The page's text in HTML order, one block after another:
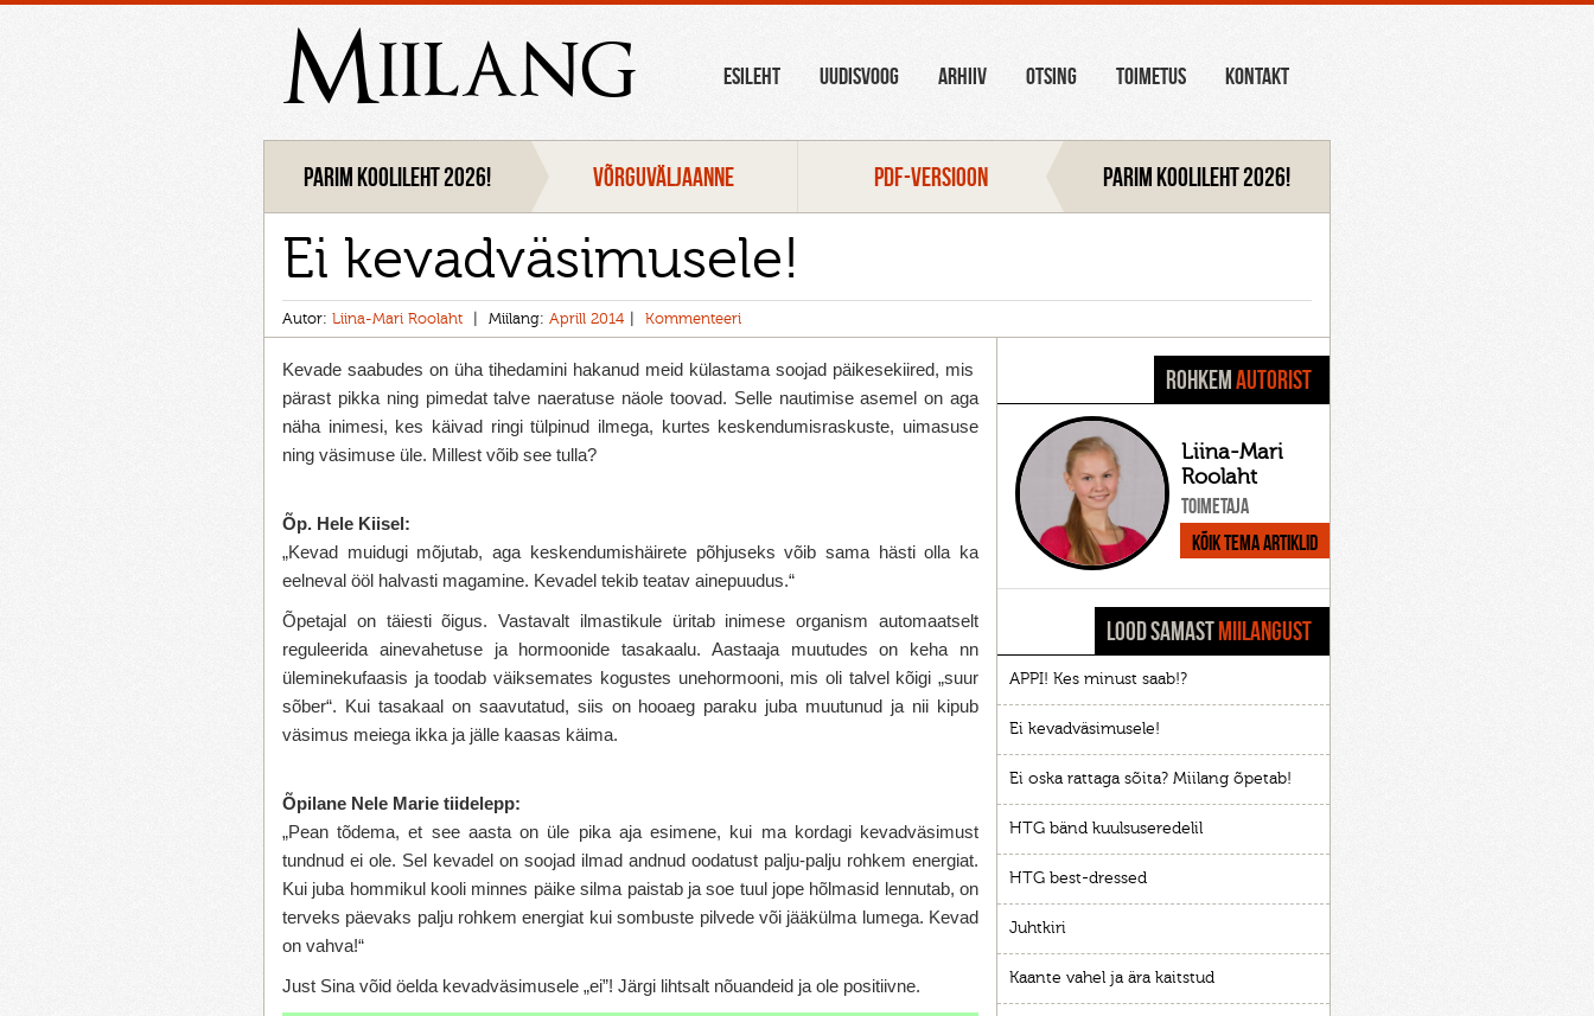
Miilang ESILEHT UUDISVOOG ARHIIV OTSING TOIMETUS KONTAKT
Parim koolileht 2026! VÕRGUVÄLJAANNE PDF-VERSIOON Parim koolileht 2026!
Ei kevadväsimusele!
Autor: Liina-Mari Roolaht Miilang: Aprill 2014 Kommenteeri
Kevade saabudes on üha tihedamini hakanud meid külastama soojad päikesekiired, mis
pärast pikka ning pimedat talve naeratuse näole toovad. Selle nautimise asemel on aga
näha inimesi, kes käivad ringi tülpinud ilmega, kurtes keskendumisraskuste, uimasuse
ning väsimuse üle. Millest võib see tulla?
Õp. Hele Kiisel:
„Kevad muidugi mõjutab, aga keskendumishäirete põhjuseks võib sama hästi olla ka
eelneval ööl halvasti magamine. Kevadel tekib teatav ainepuudus.“
Õpetajal on täiesti õigus. Vastavalt ilmastikule üritab inimese organism automaatselt
reguleerida ainevahetuse ja hormoonide tasakaalu. Aastaaja muutudes on keha nn
üleminekufaasis ja toodab väiksemates kogustes unehormooni, mis oli talvel kõigi „suur
sõber“. Kui tasakaal on saavutatud, siis on hooaeg paraku juba muutunud ja nii kipub
väsimus meiega ikka ja jälle kaasas käima.
Õpilane Nele Marie tiidelepp:
„Pean tõdema, et see aasta on üle pika aja esimene, kui ma kordagi kevadväsimust
tundnud ei ole. Sel kevadel on soojad ilmad andnud oodatust palju-palju rohkem energiat.
Kui juba hommikul kooli minnes päike silma paistab ja soe tuul jope hõlmasid lennutab, on
terveks päevaks palju rohkem energiat kui sombuste pilvede või jääkülma lumega. Kevad
on vahva!“
Just Sina võid öelda kevadväsimusele „ei”! Järgi lihtsalt nõuandeid ja ole positiivne.
ROHKEMAUTORIST
Liina-Mari
Roolaht
Toimetaja
Kõik tema artiklid
LOOD SAMASTMIILANGUST
APPI! Kes minust saab!?
Ei kevadväsimusele!
Ei oska rattaga sõita? Miilang õpetab!
HTG bänd kuulsuseredelil
HTG best-dressed
Juhtkiri
Kaante vahel ja ära kaitstud